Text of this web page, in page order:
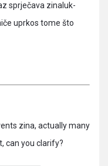
sprječava zinaluk-
uprkos tome što
zina, actually many
can you clarify?